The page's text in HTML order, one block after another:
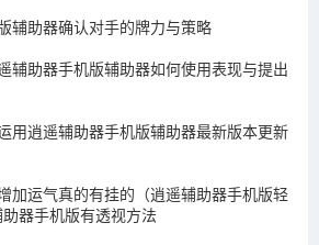
辅助器确认对手的牌力与策略
辅助器手机版辅助器如何使用表现与提出
用逍遥辅助器手机版辅助器最新版本更新
加运气真的有挂的（逍遥辅助器手机版轻
器手机版有透视方法